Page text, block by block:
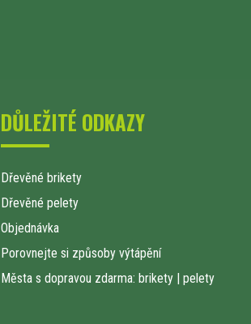
DŮLEŽITÉ ODKAZY
Dřevěné brikety
Dřevěné pelety
Objednávka
Porovnejte si způsoby výtápění
Města s dopravou zdarma: brikety | pelety